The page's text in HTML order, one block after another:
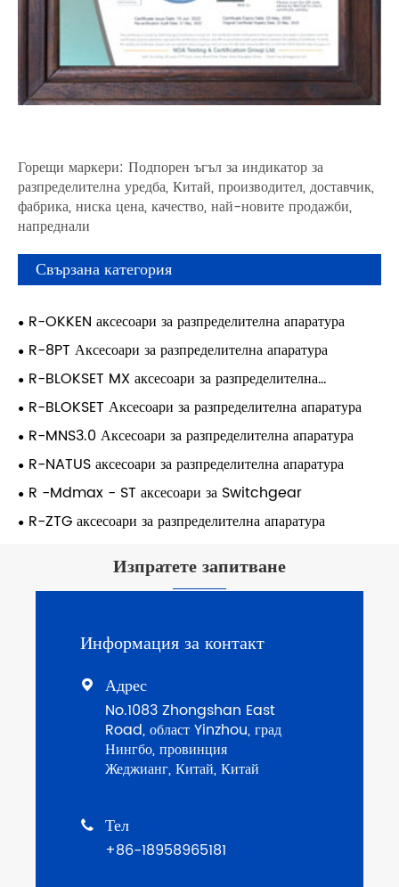
Горещи маркери: Подпорен ъгъл за индикатор за
разпределителна уредба, Китай, производител, доставчик,
фабрика, ниска цена, качество, най-новите продажби,
напреднали
Свързана категория
R-OKKEN аксесоари за разпределителна апаратура
R-8PT Аксесоари за разпределителна апаратура
R-BLOKSET MX аксесоари за разпределителна
апаратура
R-BLOKSET Аксесоари за разпределителна апаратура
R-MNS3.0 Аксесоари за разпределителна апаратура
R-NATUS аксесоари за разпределителна апаратура
R -Mdmax - ST аксесоари за Switchgear
R-ZTG аксесоари за разпределителна апаратура
Изпратете запитване
Информация за контакт
 Адрес
No.1083 Zhongshan East
Road, област Yinzhou, град
Нингбо, провинция
Жеджианг, Китай, Китай
 Тел
+86-18958965181